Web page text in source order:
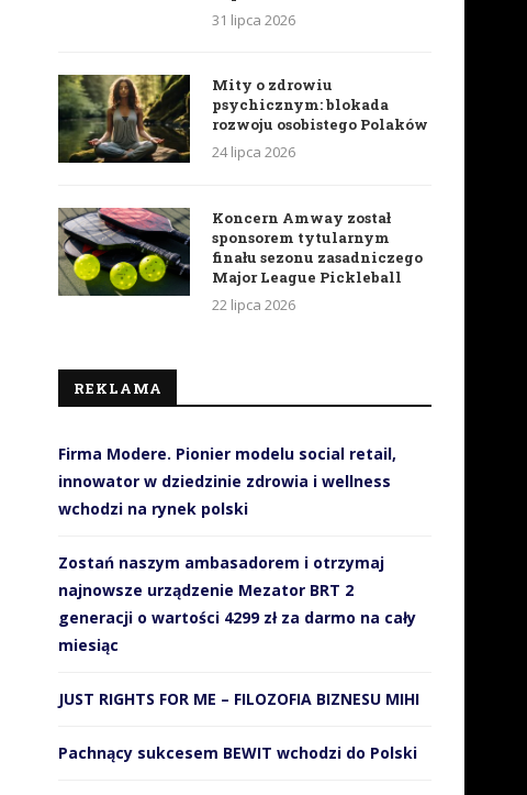
31 lipca 2026
Mity o zdrowiu
psychicznym: blokada
rozwoju osobistego Polaków
24 lipca 2026
Koncern Amway został
sponsorem tytularnym
finału sezonu zasadniczego
Major League Pickleball
22 lipca 2026
REKLAMA
Firma Modere. Pionier modelu social retail,
innowator w dziedzinie zdrowia i wellness
wchodzi na rynek polski
Zostań naszym ambasadorem i otrzymaj
najnowsze urządzenie Mezator BRT 2
generacji o wartości 4299 zł za darmo na cały
miesiąc
JUST RIGHTS FOR ME – FILOZOFIA BIZNESU MIHI
Pachnący sukcesem BEWIT wchodzi do Polski